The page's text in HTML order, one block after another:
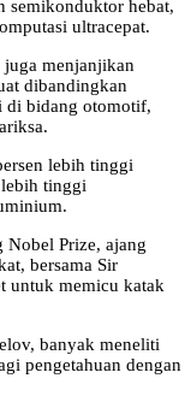
semikonduktor hebat,
ultracepat.
menjanjikan
dibandingkan
di bidang otomotif,
lebih tinggi
tinggi
Nobel Prize, ajang
bersama Sir
untuk memicu katak
banyak meneliti
pengetahuan dengan